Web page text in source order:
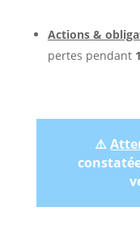
Actions &
pertes pendant
⚠️